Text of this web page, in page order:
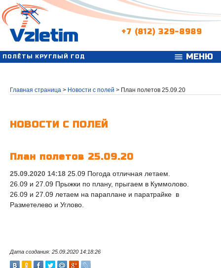
+7 (812) 329-8989
ПОЛЁТЫ КРУГЛЫЙ ГОД menu МЕНЮ
Главная страница > Новости с полей > План полетов 25.09.20
НОВОСТИ С ПОЛЕЙ
План полетов 25.09.20
25.09.2020 14:18 25.09 Погода отличная летаем.
26.09 и 27.09 Прыжки по плану, прыгаем в Куммолово.
26.09 и 27.09 летаем на параплане и паратрайке в
Разметелево и Углово.
Дата создания: 25.09.2020 14:18:26